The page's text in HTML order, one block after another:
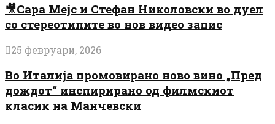
🎥Сара Мејс и Стефан Николовски во дуел
со стереотипите во нов видео запис
25 февруари, 2026
Во Италија промовирано ново вино „Пред
дождот“ инспирирано од филмскиот
класик на Манчевски